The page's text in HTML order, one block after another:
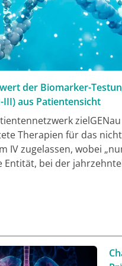
der Biomarker-
III) aus Patientensicht
Therapien für das
IV zugelassen, wobei
Entität, bei der
geworden. Diese
ASCO waren die
noch nicht
positiven
einem fortgeschrittenen